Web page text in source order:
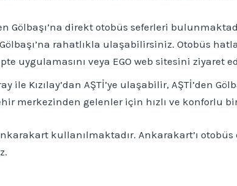
direkt otobüs seferleri
rahatlıkla ulaşabilirsiniz. Otobüs
uygulamasını veya EGO web sitesini ziyaret
ile Kızılay’dan AŞTİ’ye ulaşabilir, AŞTİ’den
merkezinden gelenler için hızlı ve konforlu
kullanılmaktadır. Ankarakart’ı